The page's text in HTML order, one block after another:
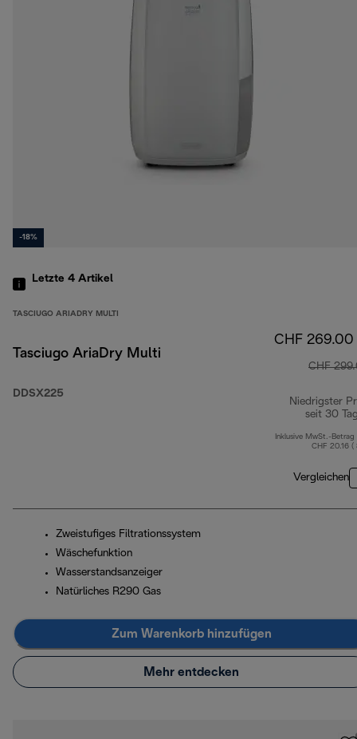
-18%
Letzte 4 Artikel
TASCIUGO ARIADRY MULTI
Tasciugo AriaDry Multi
DDSX225
CHF 269.00
CHF
Niedrigster
seit 30
Inklusive MwSt.-Betrag
CHF 20.16 (
Vergleichen
Zweistufiges Filtrationssystem
Wäschefunktion
Wasserstandsanzeiger
Natürliches R290 Gas
Zum Warenkorb hinzufügen
Mehr entdecken